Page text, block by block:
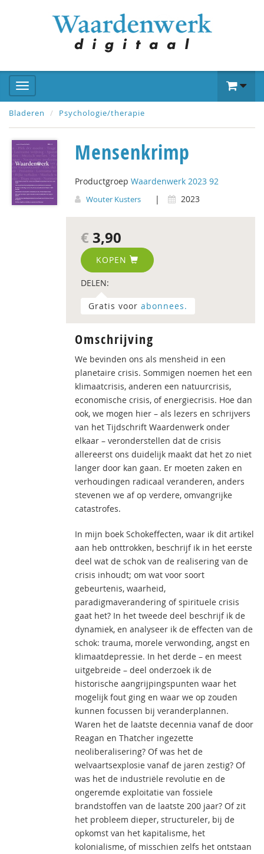
Bladeren Psychologie/therapie
Mensenkrimp
Productgroep Waardenwerk 2023 92
Wouter Kusters | 2023
€ 3,90
KOPEN
DELEN:
Gratis voor abonnees.
Omschrijving
We bevinden ons als mensheid in een
planetaire crisis. Sommigen noemen het een
klimaatcrisis, anderen een natuurcrisis,
economische crisis, of energiecrisis. Hoe dan
ook, we mogen hier – als lezers en schrijvers
van het Tijdschrift Waardenwerk onder
elkaar – veronderstellen dat de crisis
allereerst ons duidelijk maakt dat het zo niet
langer door kan gaan. Er moeten zaken en
verhoudingen radicaal veranderen, anders
stevenen we af op verdere, omvangrijke
catastrofes.
In mijn boek Schokeffecten, waar ik dit artikel
aan heb onttrokken, beschrijf ik in het eerste
deel wat de schok van de realisering van de
crisis inhoudt; om wat voor soort
gebeurtenis, waarheid,
paradigmaverandering of spirituele crisis
gaat het? In het tweede deel beschrijf ik de
dynamiek, en analyseer ik de effecten van de
schok: trauma, morele verwonding, angst en
klimaatdepressie. In het derde – en meest
uitgebreide – deel onderzoek ik de
historische aangrijpingspunten waar het
mogelijk fout ging en waar we op zouden
kunnen focussen bij veranderplannen.
Waren het de laatste decennia vanaf de door
Reagan en Thatcher ingezette
neoliberalisering? Of was het de
welvaartsexplosie vanaf de jaren zestig? Of
was het de industriële revolutie en de
ongeremde exploitatie van fossiele
brandstoffen van de laatste 200 jaar? Of zit
het probleem dieper, structureler, bij de
opkomst van het kapitalisme, het
kolonialisme, of misschien zelfs het ontstaan